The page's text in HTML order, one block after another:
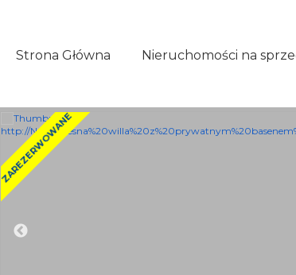
Strona Główna Nieruchomości na
ZAREZERWOWANE